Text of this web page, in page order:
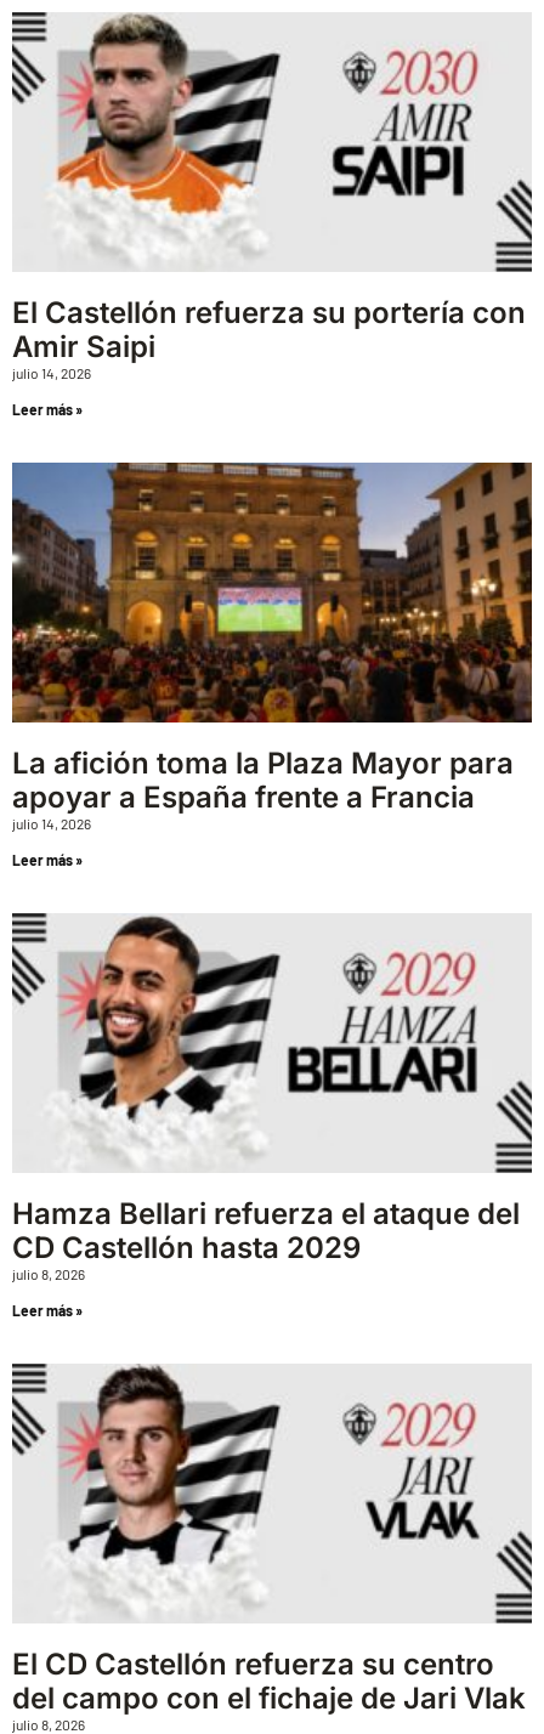
El Castellón refuerza su portería con
Amir Saipi
julio 14, 2026
Leer más »
La afición toma la Plaza Mayor para
apoyar a España frente a Francia
julio 14, 2026
Leer más »
Hamza Bellari refuerza el ataque del
CD Castellón hasta 2029
julio 8, 2026
Leer más »
El CD Castellón refuerza su centro
del campo con el fichaje de Jari Vlak
julio 8, 2026